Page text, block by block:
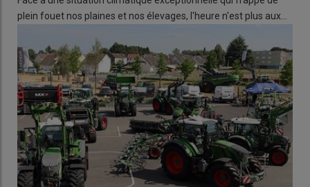
plein fouet nos plaines et nos élevages, l'heure n'est plus aux…